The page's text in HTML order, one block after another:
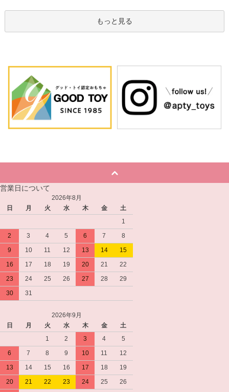
もっと見る
営業日について
2026年8月
日
月 火 水 木 金
土
1
2
3 4 5 6 7
8
9
10 11 12 13 14
15
16
17 18 19 20 21
22
23
24 25 26 27 28
29
30
31
2026年9月
日
月 火 水 木 金
土
1
2 3 4
5
6
7 8 9 10 11
12
13
14 15 16 17 18
19
20
21 22 23 24 25
26